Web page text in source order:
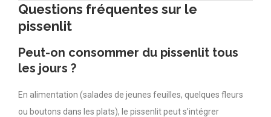
Questions fréquentes sur le
pissenlit
Peut-on consommer du pissenlit tous
les jours ?
En alimentation (salades de jeunes feuilles, quelques fleurs
ou boutons dans les plats), le pissenlit peut s’intégrer